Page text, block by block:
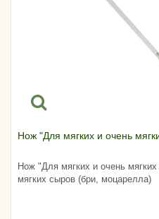
Нож "Для мягких и очень
Нож "Для мягких и очень
мягких сыров (бри, моцарелла)